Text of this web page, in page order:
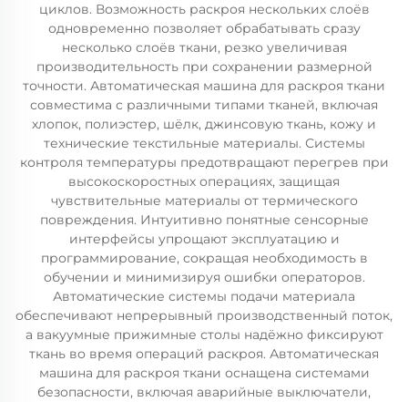
циклов. Возможность раскроя нескольких слоёв
одновременно позволяет обрабатывать сразу
несколько слоёв ткани, резко увеличивая
производительность при сохранении размерной
точности. Автоматическая машина для раскроя ткани
совместима с различными типами тканей, включая
хлопок, полиэстер, шёлк, джинсовую ткань, кожу и
технические текстильные материалы. Системы
контроля температуры предотвращают перегрев при
высокоскоростных операциях, защищая
чувствительные материалы от термического
повреждения. Интуитивно понятные сенсорные
интерфейсы упрощают эксплуатацию и
программирование, сокращая необходимость в
обучении и минимизируя ошибки операторов.
Автоматические системы подачи материала
обеспечивают непрерывный производственный поток,
а вакуумные прижимные столы надёжно фиксируют
ткань во время операций раскроя. Автоматическая
машина для раскроя ткани оснащена системами
безопасности, включая аварийные выключатели,